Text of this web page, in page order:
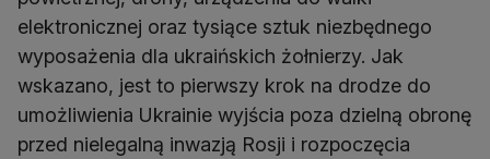
elektronicznej oraz tysiące sztuk niezbędnego
wyposażenia dla ukraińskich żołnierzy. Jak
wskazano, jest to pierwszy krok na drodze do
umożliwienia Ukrainie wyjścia poza dzielną obronę
przed nielegalną inwazją Rosji i rozpoczęcia